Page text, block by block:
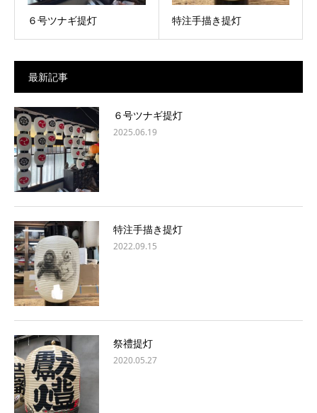
６号ツナギ提灯 特注手描き提灯
最新記事
６号ツナギ提灯
2025.06.19
特注手描き提灯
2022.09.15
祭禮提灯
2020.05.27